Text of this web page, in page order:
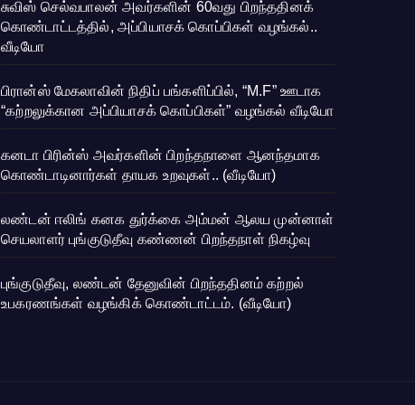
சுவிஸ் செல்வபாலன் அவர்களின் 60வது பிறந்ததினக்
கொண்டாட்டத்தில், அப்பியாசக் கொப்பிகள் வழங்கல்..
வீடியோ
பிரான்ஸ் மேகலாவின் நிதிப் பங்களிப்பில், “M.F” ஊடாக
“கற்றலுக்கான அப்பியாசக் கொப்பிகள்” வழங்கல் வீடியோ
கனடா பிரின்ஸ் அவர்களின் பிறந்தநாளை ஆனந்தமாக
கொண்டாடினார்கள் தாயக உறவுகள்.. (வீடியோ)
லண்டன் ஈலிங் கனக துர்க்கை அம்மன் ஆலய முன்னாள்
செயலாளர் புங்குடுதீவு கண்ணன் பிறந்தநாள் நிகழ்வு
புங்குடுதீவு, லண்டன் தேனுவின் பிறந்ததினம் கற்றல்
உபகரணங்கள் வழங்கிக் கொண்டாட்டம். (வீடியோ)